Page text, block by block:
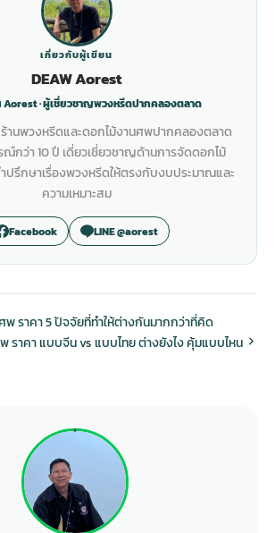
เกี่ยวกับผู้เขียน
DEAW Aorest
Aorest · ผู้เชี่ยวชาญพวงหรีดปากคลองตลาด
ร้านพวงหรีดและดอกไม้งานศพปากคลองตลาด
กว่า 10 ปี เดี่ยวเชี่ยวชาญด้านการจัดดอกไม้
ปรึกษาเรื่องพวงหรีดให้ตรงกับงบประมาณและ
ความเหมาะสม
Facebook LINE @aorest
พ ราคา 5 ปัจจัยที่ทำให้ต่างกันมากกว่าที่คิด
ราคา แบบจีน vs แบบไทย ต่างยังไง คุ้มแบบไหน